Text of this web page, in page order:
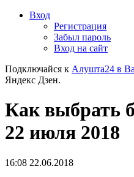
Вход
Регистрация
Забыл пароль
Вход на сайт
Подключайся к Алушта24 в
Яндекс Дзен.
Как выбрать
22 июля 2018
16:08 22.06.2018